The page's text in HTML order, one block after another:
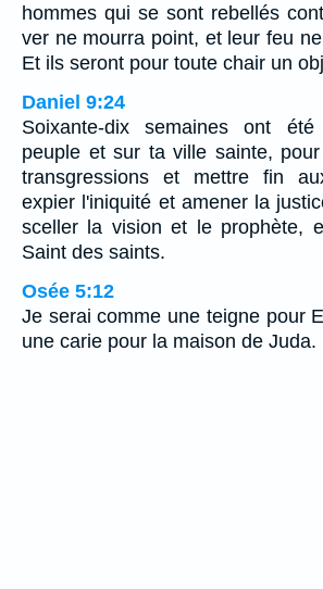
hommes qui se sont rebellés
ver ne mourra point, et leur feu
Et ils seront pour toute chair un
Daniel 9:24
Soixante-dix semaines ont
peuple et sur ta ville sainte,
transgressions et mettre fin
expier l'iniquité et amener la
sceller la vision et le prophète,
Saint des saints.
Osée 5:12
Je serai comme une teigne pour
une carie pour la maison de Juda.